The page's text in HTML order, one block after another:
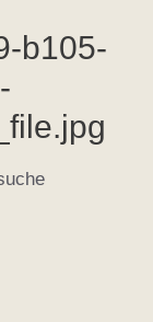
b105-